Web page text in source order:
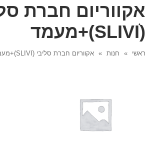
אקווריום חברת
(SLIVIׂׂ)+מעמד
ראשי » חנות » אקווריום חברת סליבי (SLIVIׂׂ)+מעמד